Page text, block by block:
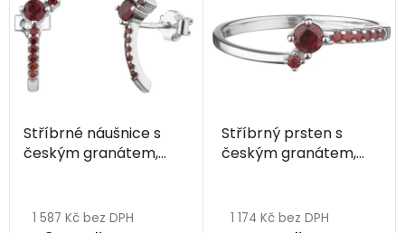
Stříbrné náušnice s
českým granátem,
1 587 Kč bez DPH
Stříbrný prsten s
českým granátem,
1 174 Kč bez DPH